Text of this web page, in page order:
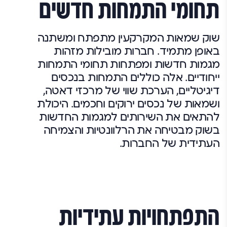
תחומי התמחות חדשים
שוק שמאות המקרקעין מתפתח ומשתנה
באופן מתמיד. חברות מובילות מזהות
מגמות חדשות ומפתחות תחומי התמחות
ייחודיים. אלה כוללים התמחות בנכסים
דיגיטליים, הערכת שווי של מרכזי דאטה,
ושמאות של נכסים ירוקים וחכמים. היכולת
להתאים את השירותים למגמות החדשות
בשוק מבטיחה את הרלוונטיות והצמיחה
העתידית של החברות.
התפתחויות עתידיות